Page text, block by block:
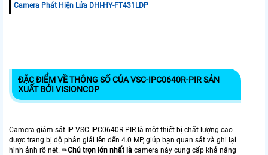
Camera Phát Hiện Lửa DHI-HY-FT431LDP
ĐẶC ĐIỂM VỀ THÔNG SỐ CỦA VSC-IPC0640R-PIR SẢN
XUẤT BỞI VISIONCOP
Camera giám sát IP VSC-IPC0640R-PIR là một thiết bị chất lượng cao
được trang bị độ phân giải lên đến 4.0 MP, giúp bạn quan sát và ghi lại
hình ảnh rõ nét. ✏Chú trọn lớn nhất là camera này cung cấp khả năng